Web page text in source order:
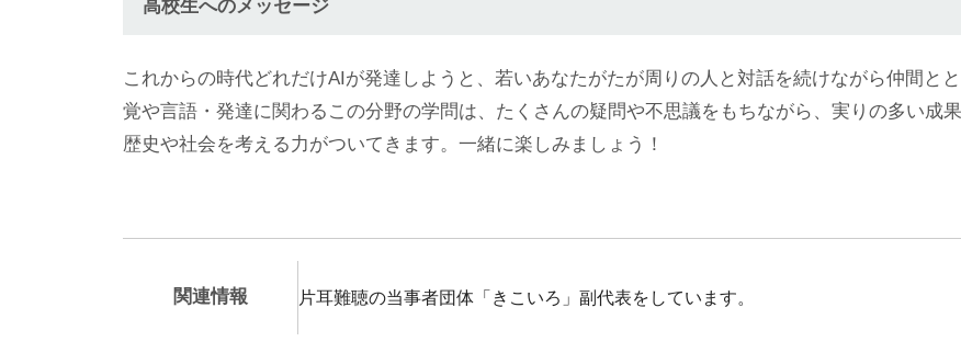
高校生へのメッセージ
これからの時代どれだけAIが発達しようと、若いあなたがたが周りの人と対話を続けながら仲間と
覚や言語・発達に関わるこの分野の学問は、たくさんの疑問や不思議をもちながら、実りの多い成
歴史や社会を考える力がついてきます。一緒に楽しみましょう！
関連情報 片耳難聴の当事者団体「きこいろ」副代表をしています。